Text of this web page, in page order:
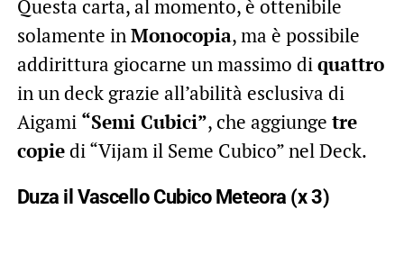
Questa carta, al momento, è ottenibile
solamente inMonocopia, ma è possibile
addirittura giocarne un massimo diquattro
in un deck grazie all’abilità esclusiva di
Aigami “Semi Cubici”, che aggiunge tre
copiedi “Vijam il Seme Cubico” nel Deck.
Duza il Vascello Cubico Meteora (x 3)